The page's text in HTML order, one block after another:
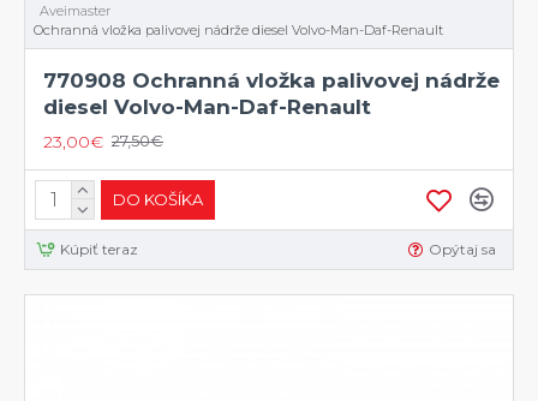
Aveimaster
Ochranná vložka palivovej nádrže diesel Volvo-Man-Daf-Renault
770908 Ochranná vložka palivovej nádrže
diesel Volvo-Man-Daf-Renault
23,00€ 27,50€
DO KOŠÍKA
Kúpiť teraz Opýtaj sa